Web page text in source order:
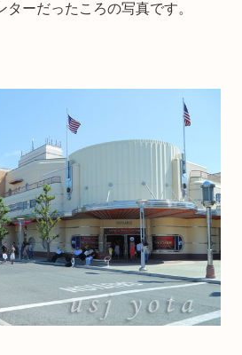
ーだったころの写真です。